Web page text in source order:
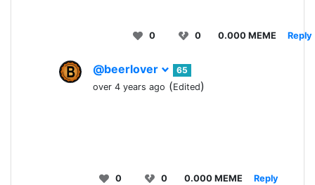
0 0 0.000 MEME Reply
@beerlover
65
over 4 years ago (Edited)
0 0 0.000 MEME Reply